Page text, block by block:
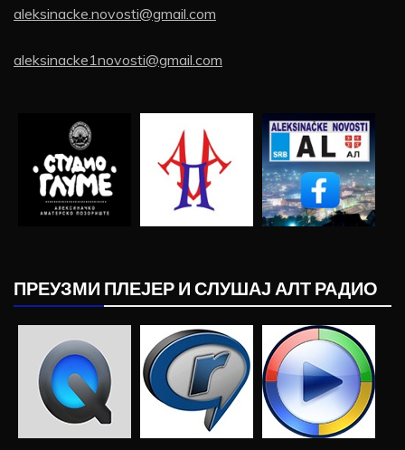
aleksinacke.novosti@gmail.com
aleksinacke1novosti@gmail.com
ПРЕУЗМИ ПЛЕЈЕР И СЛУШАЈ АЛТ РАДИО